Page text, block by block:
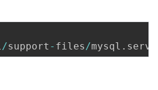
/support - files /mysql .